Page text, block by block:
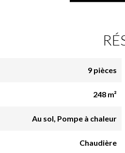
9 pièces
248 m²
Au sol, Pompe à chaleur
Chaudière